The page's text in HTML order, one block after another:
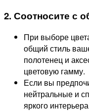
2. Соотносите с
При выборе
общий стиль
полотенец и
цветовую гамму.
Если вы
нейтральные и
яркого